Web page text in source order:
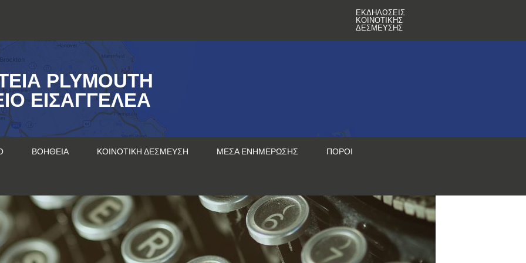
ΕΚΔΗΛΏΣΕΙΣ
ΚΟΙΝΟΤΙΚΉΣ
ΔΈΣΜΕΥΣΗΣ
PLYMOUTH
ΕΙΣΑΓΓΕΛΈΑ
ΒΟΉΘΕΙΑ ΚΟΙΝΟΤΙΚΉ ΔΈΣΜΕΥΣΗ ΜΈΣΑ ΕΝΗΜΈΡΩΣΗΣ ΠΌΡΟΙ